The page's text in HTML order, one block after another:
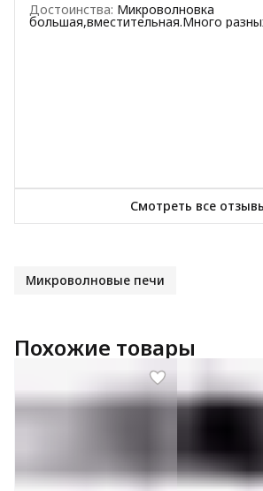
Достоинства: Микроволновка
большая,вместительная.Много
Смотреть все
Микроволновые печи
Похожие товары